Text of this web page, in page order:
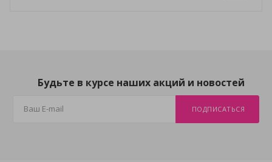
Будьте в курсе наших акций и новостей
ПОДПИСАТЬСЯ